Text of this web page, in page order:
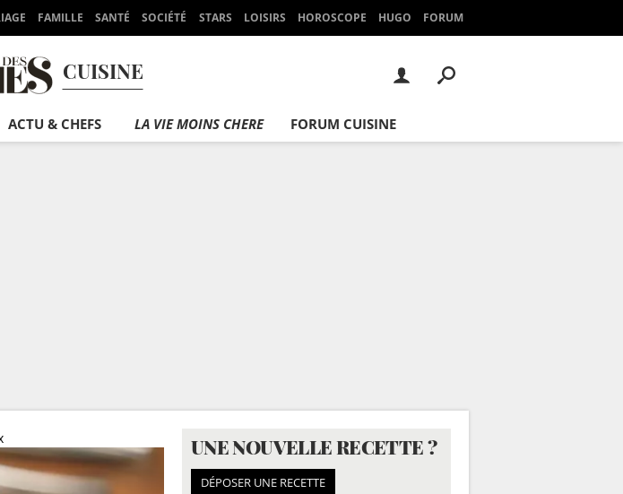
FAMILLE SANTÉ SOCIÉTÉ STARS LOISIRS HOROSCOPE HUGO FORUM
CUISINE
ACTU & CHEFS LA VIE MOINS CHERE FORUM CUISINE
UNE NOUVELLE RECETTE ?
DÉPOSER UNE RECETTE